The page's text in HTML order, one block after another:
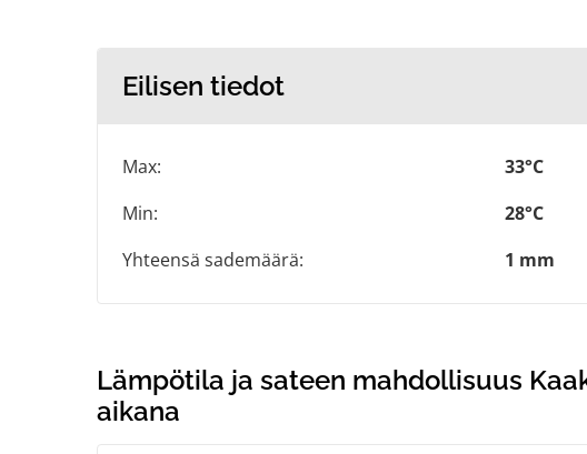
Eilisen tiedot
Max:
33°C
Min:
28°C
Yhteensä sademäärä:
1 mm
Lämpötila ja sateen mahdollisuus
aikana